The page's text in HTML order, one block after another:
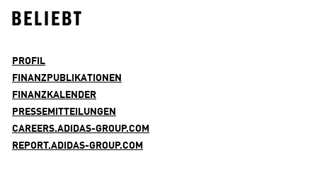
BELIEBT
PROFIL
FINANZPUBLIKATIONEN
FINANZKALENDER
PRESSEMITTEILUNGEN
CAREERS.ADIDAS-GROUP.COM
REPORT.ADIDAS-GROUP.COM